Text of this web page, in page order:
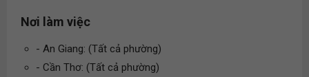
Nơi làm việc
- An Giang: (Tất cả phường)
- Cần Thơ: (Tất cả phường)